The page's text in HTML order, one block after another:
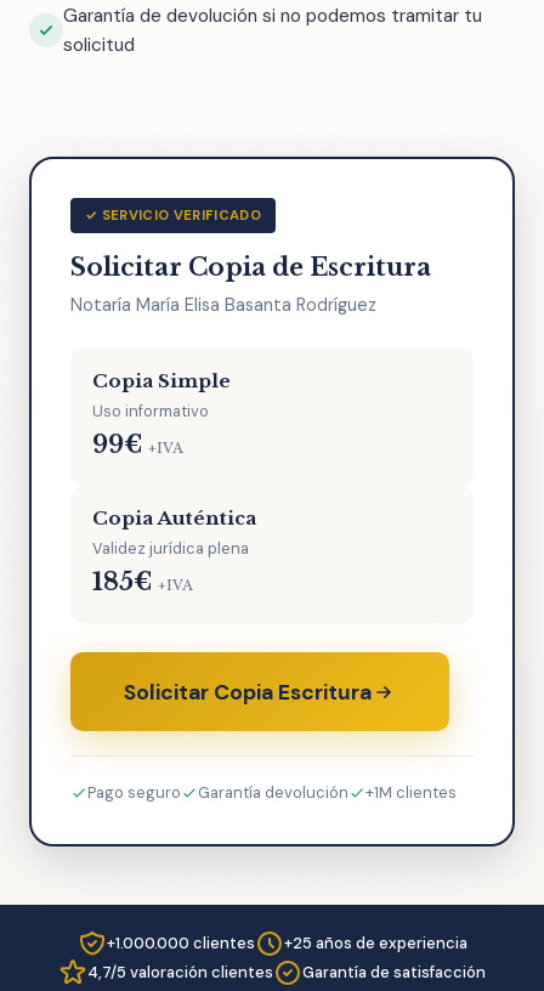
Garantía de devolución si no podemos tramitar tu
solicitud
✓ SERVICIO VERIFICADO
Solicitar Copia de Escritura
Notaría María Elisa Basanta Rodríguez
Copia Simple
Uso informativo
99€ +IVA
Copia Auténtica
Validez jurídica plena
185€ +IVA
Solicitar Copia Escritura
Pago seguro Garantía devolución +1M clientes
+1.000.000 clientes
+25 años de experiencia
4,7/5 valoración clientes
Garantía de satisfacción